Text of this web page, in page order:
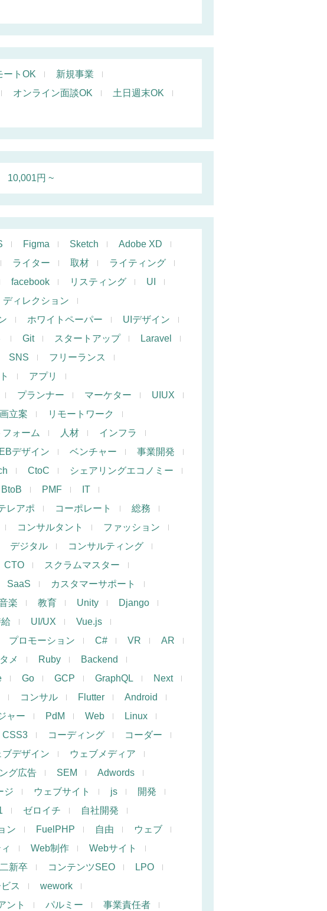
ートOK
新規事業
オンライン面談OK
土日週末OK
10,001円 ~
Figma Sketch
Adobe XD
ライター 取材
ライティング
facebook リスティング
UI
ディレクション
ホワイトペーパー
UIデザイン
Git スタートアップ
Laravel
SNS
フリーランス
アプリ
プランナー マーケター
UIUX
立案
リモートワーク
ォーム 人材
インフラ
デザイン ベンチャー
事業開発
CtoC
シェアリングエコノミー
BtoB PMF
IT
レアポ コーポレート
総務
コンサルタント
ファッション
デジタル
コンサルティング
CTO
スクラムマスター
SaaS
カスタマーサポート
楽 教育 Unity
Django
UI/UX
Vue.js
プロモーション C# VR
AR
メ Ruby
Backend
Go GCP GraphQL
Next
コンサル Flutter
Android
ャー PdM Web
Linux
CSS3 コーディング
コーダー
ブデザイン
ウェブメディア
グ広告 SEM
Adwords
ジ ウェブサイト js
開発
ゼロイチ
自社開発
ン FuelPHP 自由
ウェブ
Web制作
Webサイト
新卒 コンテンツSEO
LPO
ス
wework
ント パルミー
事業責任者